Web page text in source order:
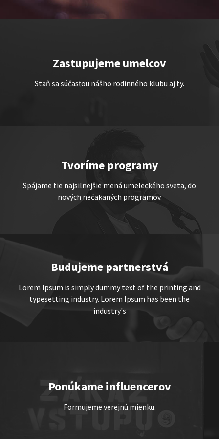
TEMNÉ KECY
Show program StandupShow
„Triple M” alebo „Ingolštat
TRIO”
Čekovský
Zastupujeme umelcov
Staň sa súčasťou nášho rodinného klubu aj ty.
Tvoríme programy
Spájame tie najsilnejšie mená umeleckého sveta, do
nových nečakaných programov.
Budujeme partnerstvá
Lorem Ipsum is simply dummy text of the printing and
typesetting industry. Lorem Ipsum has been the
industry's
Ponúkame influencerov
Formujeme verejnú mienku.